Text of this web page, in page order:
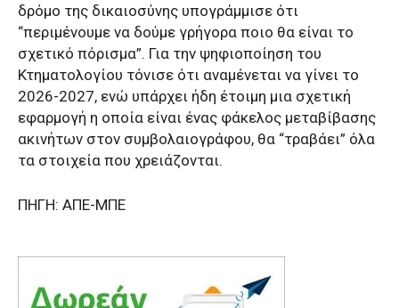
δρόμο της δικαιοσύνης υπογράμμισε ότι
“περιμένουμε να δούμε γρήγορα ποιο θα είναι το
σχετικό πόρισμα”. Για την ψηφιοποίηση του
Κτηματολογίου τόνισε ότι αναμένεται να γίνει το
2026-2027, ενώ υπάρχει ήδη έτοιμη μια σχετική
εφαρμογή η οποία είναι ένας φάκελος μεταβίβασης
ακινήτων στον συμβολαιογράφου, θα “τραβάει” όλα
τα στοιχεία που χρειάζονται.
ΠΗΓΗ: ΑΠΕ-ΜΠΕ